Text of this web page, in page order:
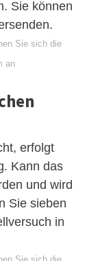
Sie können
Sie sich die
an
erfolgt
Kann das
und wird
Sie sieben
in